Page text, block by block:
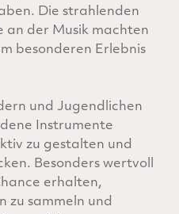
Die strahlenden
an der Musik machten
besonderen Erlebnis
und Jugendlichen
Instrumente
zu gestalten und
Besonders wertvoll
erhalten,
zu sammeln und